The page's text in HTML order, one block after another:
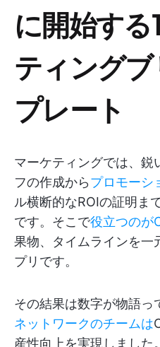
に開始す
ティング
プレート
マーケティングでは、鋭
フの作成からプロモーシ
ル横断的なROIの証明ま
です。そこで役立つの
果物、タイムラインを一
プリです。
その結果は数字が物語っ
ネットワークのチームは
産性向上を実現しました